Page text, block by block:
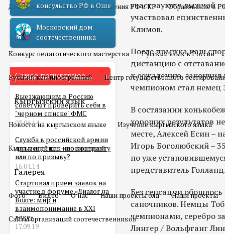
Двойное гражданство Отношения РФ и КР Образование в
Русский язык
Конкурс педагогического мастерства Русский язык в России
Русский как иностранный Центр государственного
Кыргызский язык
Новости на кыргызском языке Изучение кыргызского языка
Кыргызский как иностранный
Галерея
Фото Видео О нас Наши проекты олд Наши проекты
Сайты организаций соотечественников
консульство РФ в Оше
Московский дом
соотечественника
Самое популярное
Выезжающим в Россию
советуют проверить себя в
"черном списке" ФМС
03.06.14
Служба в российской армии
для мигранта – по контракту
или по призыву?
16.04.14
Стартовал прием заявок на
участие в форуме «Диалог на
Волге: мир и
взаимопонимание в XXI
веке»
17.09.19
участвауют в лыжной
участвовал
Климов.
После прыжка наш
дистанцию с
к сожалению,
чемпионом стал немец
В состязании
хороших результатов
месте, Алексей Есин –
Игорь Боголюбский –
по уже
представитель
Без сенсации
саночников. Немцы
чемпионами, серебро
Лингер / Вольфганг